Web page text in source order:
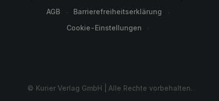
AGB
Barrierefreiheitserklärung
Cookie-Einstellungen
© Kurier Verlag GmbH | Alle Rechte vorbehalten.